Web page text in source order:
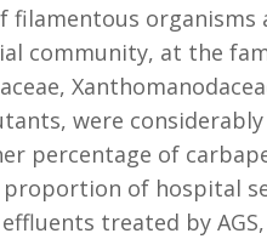
organisms
community, at the
were considerably
percentage of
of hospital
treated by